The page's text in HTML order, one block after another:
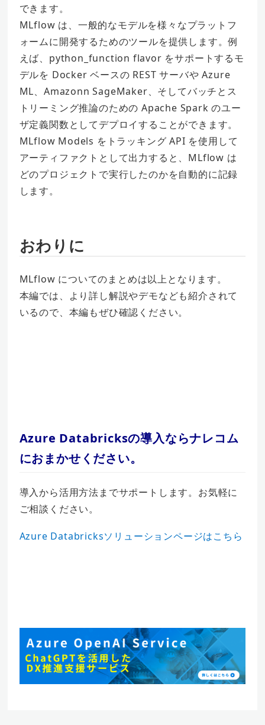
できます。
MLflow は、一般的なモデルを様々なプラットフ
ォームに開発するためのツールを提供します。例
えば、python_function flavor をサポートするモ
デルを Docker ベースの REST サーバや Azure
ML、Amazonn SageMaker、そしてバッチとス
トリーミング推論のための Apache Spark のユー
ザ定義関数としてデプロイすることができます。
MLflow Models をトラッキング API を使用して
アーティファクトとして出力すると、MLflow は
どのプロジェクトで実行したのかを自動的に記録
します。
おわりに
MLflow についてのまとめは以上となります。
本編では、より詳し解説やデモなども紹介されて
いるので、本編もぜひ確認ください。
Azure Databricksの導入ならナレコム
におまかせください。
導入から活用方法までサポートします。お気軽に
ご相談ください。
Azure Databricksソリューションページはこちら